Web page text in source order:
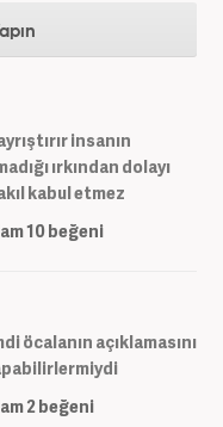
insanın
ırkından dolayı
kabul etmez
10beğeni
öcalanın açıklamasını
2 beğeni